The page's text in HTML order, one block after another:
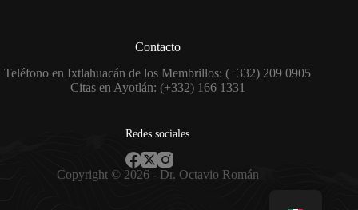
Contacto
Teléfono en Ixtlahuacán de los Membrillos: (+332) 209 0905
Citas en Ayotlán: (+332) 166 1331
Redes sociales
Copyright © 2026 - Dr. Octavio Román